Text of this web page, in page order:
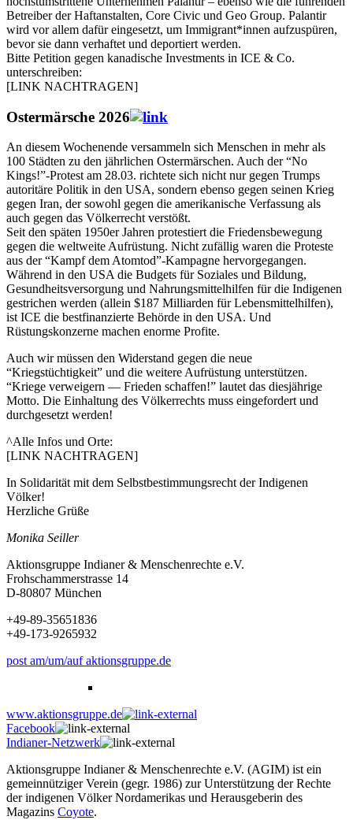
Betreiber der Haftanstalten, Core Civic und Geo Group. Palantir
wird vor allem dafür eingesetzt, um Immigrant*innen aufzuspüren,
bevor sie dann verhaftet und deportiert werden.
Bitte Petition gegen kanadische Investments in ICE & Co.
unterschreiben:
[LINK NACHTRAGEN]
Ostermärsche 2026
An diesem Wochenende versammeln sich Menschen in mehr als
100 Städten zu den jährlichen Ostermärschen. Auch der “No
Kings!”-Protest am 28.03. richtete sich nicht nur gegen Trumps
autoritäre Politik in den USA, sondern ebenso gegen seinen Krieg
gegen Iran, der sowohl gegen die amerikanische Verfassung als
auch gegen das Völkerrecht verstößt.
Seit den späten 1950er Jahren protestiert die Friedensbewegung
gegen die weltweite Aufrüstung. Nicht zufällig waren die Proteste
aus der “Kampf dem Atomtod”-Kampagne hervorgegangen.
Während in den USA die Budgets für Soziales und Bildung,
Gesundheitsversorgung und Nahrungsmittelhilfen für die Indigenen
gestrichen werden (allein $187 Milliarden für Lebensmittelhilfen),
ist ICE die bestfinanzierte Behörde in den USA. Und
Rüstungskonzerne machen enorme Profite.
Auch wir müssen den Widerstand gegen die neue
“Kriegstüchtigkeit” und die weitere Aufrüstung unterstützen.
“Kriege verweigern — Frieden schaffen!” lautet das diesjährige
Motto. Die Einhaltung des Völkerrechts muss eingefordert und
durchgesetzt werden!
^Alle Infos und Orte:
[LINK NACHTRAGEN]
In Solidarität mit dem Selbstbestimmungsrecht der Indigenen
Völker!
Herzliche Grüße
Monika Seiller
Aktionsgruppe Indianer & Menschenrechte e.V.
Frohschammerstrasse 14
D-80807 München
+49-89-35651836
+49-173-9265932
post am/um/auf aktionsgruppe.de
www.aktionsgruppe.de
Facebook
Indianer-Netzwerk
Aktionsgruppe Indianer & Menschenrechte e.V. (AGIM) ist ein
gemeinnütziger Verein (gegr. 1986) zur Unterstützung der Rechte
der indigenen Völker Nordamerikas und Herausgeberin des
Magazins Coyote.